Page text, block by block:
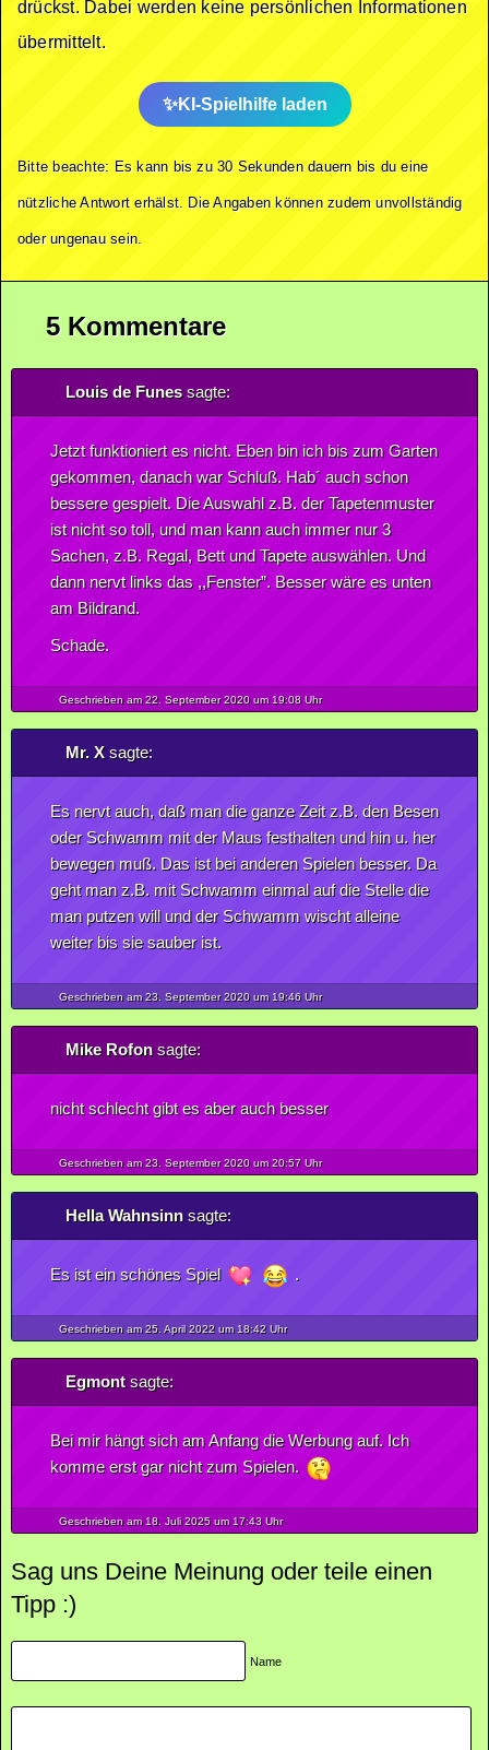
drückst. Dabei werden keine persönlichen Informationen
übermittelt.
KI-Spielhilfe laden
Bitte beachte: Es kann bis zu 30 Sekunden dauern bis du eine
nützliche Antwort erhälst. Die Angaben können zudem unvollständig
oder ungenau sein.
5 Kommentare
Louis de Funessagte:
Jetzt funktioniert es nicht. Eben bin ich bis zum Garten
gekommen, danach war Schluß. Hab´ auch schon
bessere gespielt. Die Auswahl z.B. der Tapetenmuster
ist nicht so toll, und man kann auch immer nur 3
Sachen, z.B. Regal, Bett und Tapete auswählen. Und
dann nervt links das ,,Fenster”. Besser wäre es unten
am Bildrand.
Schade.
Geschrieben am 22. September2020um 19:08 Uhr
Mr. Xsagte:
Es nervt auch, daß man die ganze Zeit z.B. den Besen
oder Schwamm mit der Maus festhalten und hin u. her
bewegen muß. Das ist bei anderen Spielen besser. Da
geht man z.B. mit Schwamm einmal auf die Stelle die
man putzen will und der Schwamm wischt alleine
weiter bis sie sauber ist.
Geschrieben am 23. September2020um 19:46 Uhr
Mike Rofonsagte:
nicht schlecht gibt es aber auch besser
Geschrieben am 23. September2020um 20:57 Uhr
Hella Wahnsinnsagte:
Es ist ein schönes Spiel .
Geschrieben am 25. April2022um 18:42 Uhr
Egmontsagte:
Bei mir hängt sich am Anfang die Werbung auf. Ich
komme erst gar nicht zum Spielen.
Geschrieben am 18. Juli2025um 17:43 Uhr
Sag uns Deine Meinung oder teile einen
Tipp :)
Name